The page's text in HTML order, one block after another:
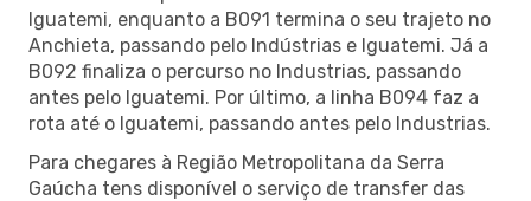
Iguatemi, enquanto a B091 termina o seu trajeto no
Anchieta, passando pelo Indústrias e Iguatemi. Já a
B092 finaliza o percurso no Industrias, passando
antes pelo Iguatemi. Por último, a linha B094 faz a
rota até o Iguatemi, passando antes pelo Industrias.
Para chegares à Região Metropolitana da Serra
Gaúcha tens disponível o serviço de transfer das